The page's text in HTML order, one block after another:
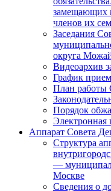
замещающих
членов их
Заседания
округа
Видеоархив
График
План работы
Порядок
Электронная
Аппарат Совета
Структура
—
Москве
Сведения о